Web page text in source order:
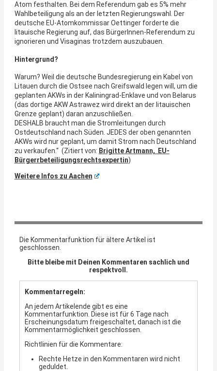
Atom festhalten. Bei dem Referendum gab es 5% mehr
Wahlbeteiligung als an der letzten Regierungswahl. Der
deutsche EU-Atomkommissar Oettinger forderte die
litauische Regierung auf, das BürgerInnen-Referendum zu
ignorieren und Visaginas trotzdem auszubauen.
Hintergrund?
Warum? Weil die deutsche Bundesregierung ein Kabel von
Litauen durch die Ostsee nach Greifswald legen will, um die
geplanten AKWs in der Kaliningrad-Enklave und von Belarus
(das dortige AKW Astrawez wird direkt an der litauischen
Grenze geplant) daran anzuschließen.
DESHALB braucht man die Stromleitungen durch
Ostdeutschland nach Süden. JEDES der oben genannten
AKWs wird nur geplant, um damit Strom nach Deutschland
zu verkaufen.“ (Zitiert von: Brigitte Artmann, EU-
Bürgerrbeteiligungsrechtsexpertin)
Weitere Infos zu Aachen
Die Kommentarfunktion für ältere Artikel ist
geschlossen.
Bitte bleibe mit Deinen Kommentaren sachlich und
respektvoll.
Kommentarregeln:
An jedem Artikelende gibt es eine
Kommentarfunktion. Diese ist für 6 Tage nach
Erscheinungsdatum freigeschaltet, danach ist die
Kommentarmöglichkeit geschlossen.
Richtlinien für die Kommentare:
Rechte Hetze in den Kommentaren wird nicht
geduldet.